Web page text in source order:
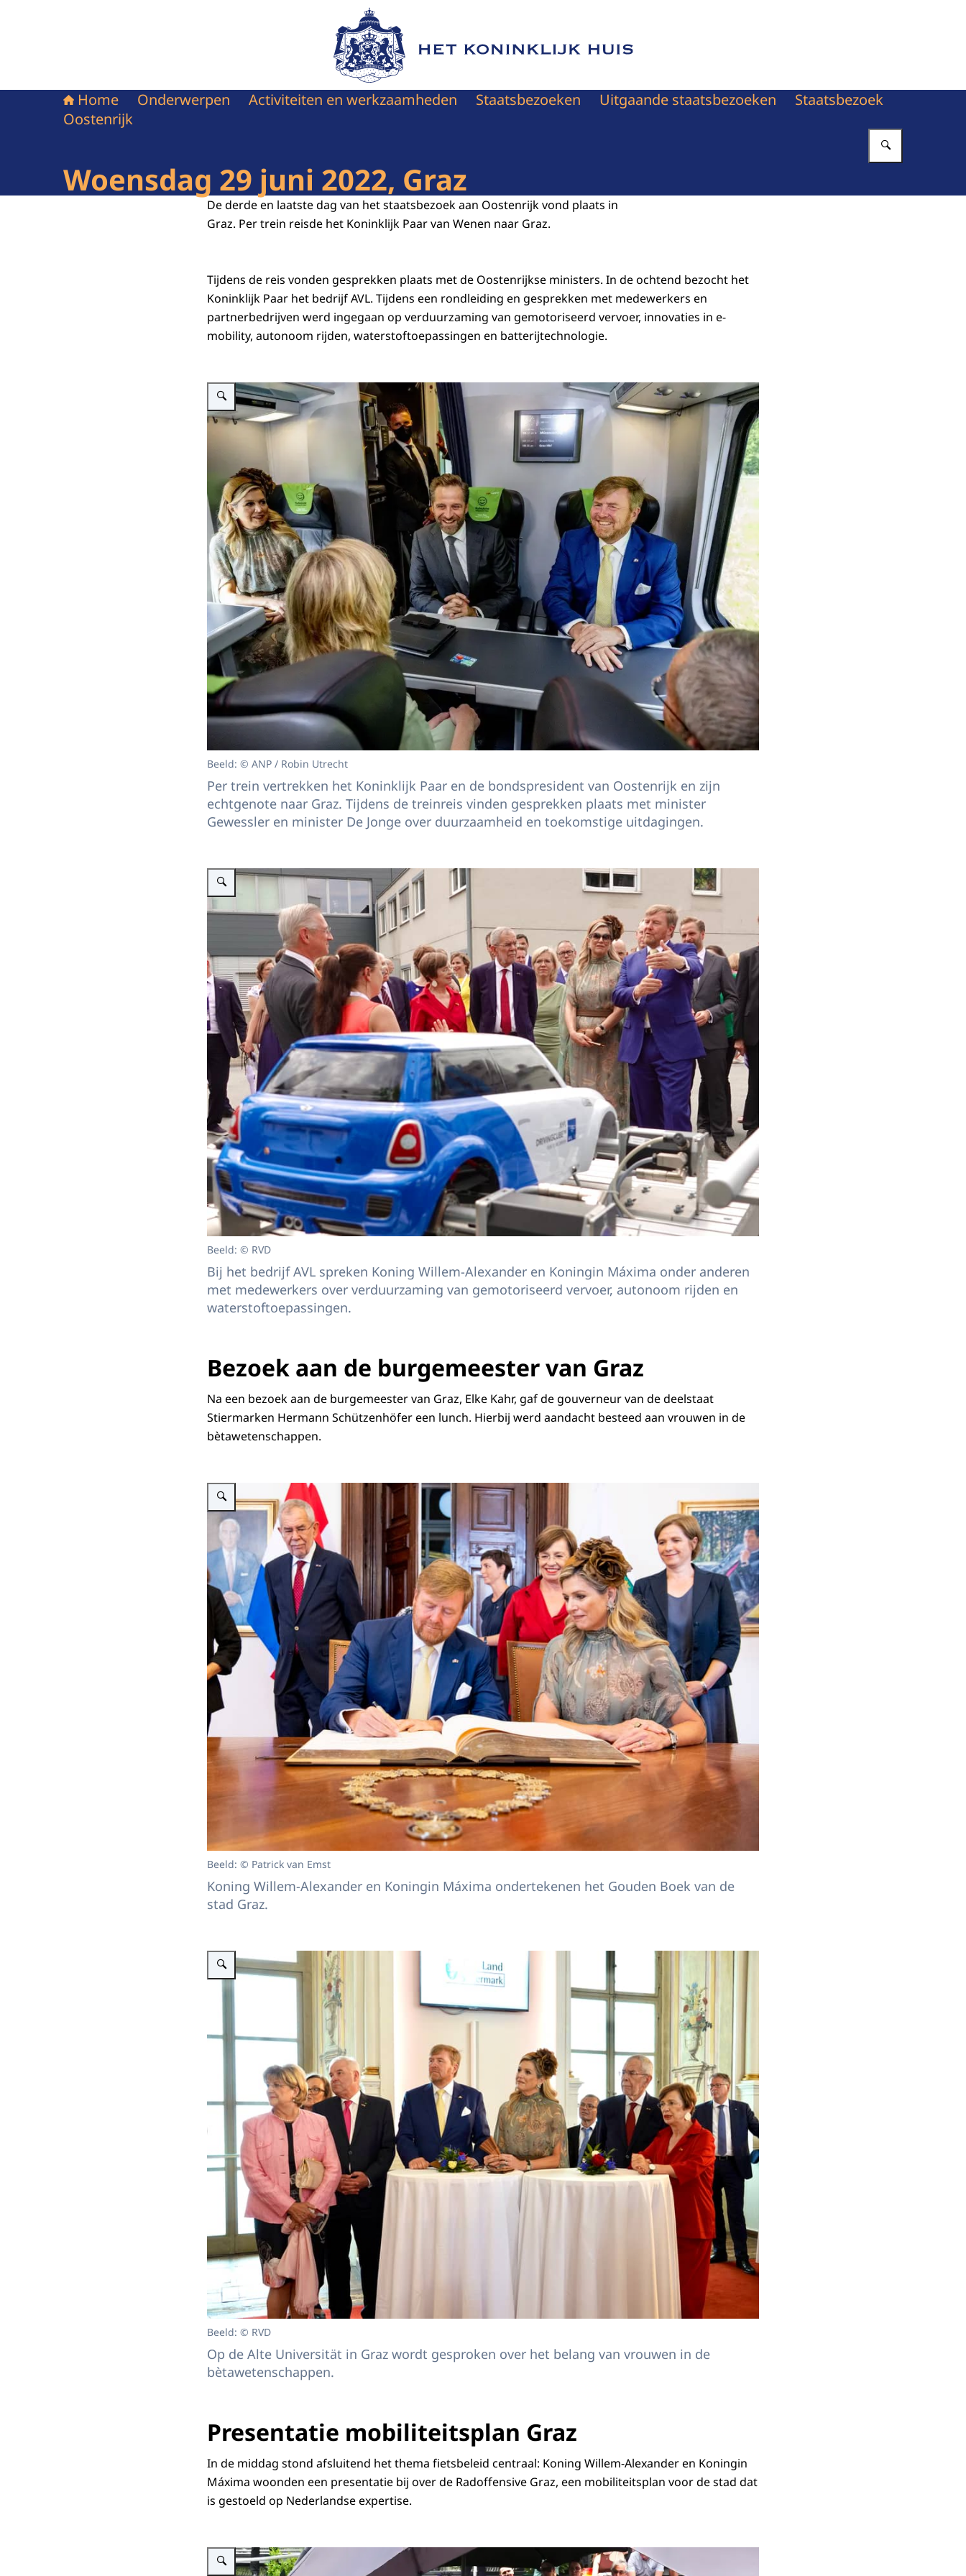
Naar de homepage van Het Koninklijk Huis
Home Onderwerpen Activiteiten en werkzaamheden Staatsbezoeken Uitgaande staatsbezoeken
Staatsbezoek
Oostenrijk
Woensdag 29 juni 2022, Graz
De derde en laatste dag van het staatsbezoek aan Oostenrijk vond plaats in
Graz. Per trein reisde het Koninklijk Paar van Wenen naar Graz.
Tijdens de reis vonden gesprekken plaats met de Oostenrijkse ministers. In de ochtend bezocht het
Koninklijk Paar het bedrijf AVL. Tijdens een rondleiding en gesprekken met medewerkers en
partnerbedrijven werd ingegaan op verduurzaming van gemotoriseerd vervoer, innovaties in e-
mobility, autonoom rijden, waterstoftoepassingen en batterijtechnologie.
Vergroot afbeelding Treinreis naar Graz
Beeld: © ANP / Robin Utrecht
Per trein vertrekken het Koninklijk Paar en de bondspresident van Oostenrijk en zijn
echtgenote naar Graz. Tijdens de treinreis vinden gesprekken plaats met minister
Gewessler en minister De Jonge over duurzaamheid en toekomstige uitdagingen.
Vergroot afbeelding Bezoek aan AVL
Beeld: © RVD
Bij het bedrijf AVL spreken Koning Willem-Alexander en Koningin Máxima onder anderen
met medewerkers over verduurzaming van gemotoriseerd vervoer, autonoom rijden en
waterstoftoepassingen.
Bezoek aan de burgemeester van Graz
Na een bezoek aan de burgemeester van Graz, Elke Kahr, gaf de gouverneur van de deelstaat
Stiermarken Hermann Schützenhöfer een lunch. Hierbij werd aandacht besteed aan vrouwen in de
bètawetenschappen.
Vergroot afbeelding Koning Willem-Alexander en Koningin Máxima ondertekenen het Gouden Boek van de stad Graz.
Beeld: © Patrick van Emst
Koning Willem-Alexander en Koningin Máxima ondertekenen het Gouden Boek van de
stad Graz.
Vergroot afbeelding Op de Alte Universität in Graz gesproken over het belang van vrouwen in de bètawetenschappen.
Beeld: © RVD
Op de Alte Universität in Graz wordt gesproken over het belang van vrouwen in de
bètawetenschappen.
Presentatie mobiliteitsplan Graz
In de middag stond afsluitend het thema fietsbeleid centraal: Koning Willem-Alexander en Koningin
Máxima woonden een presentatie bij over de Radoffensive Graz, een mobiliteitsplan voor de stad dat
is gestoeld op Nederlandse expertise.
Vergroot afbeelding Presentatie over de Radoffensive Graz